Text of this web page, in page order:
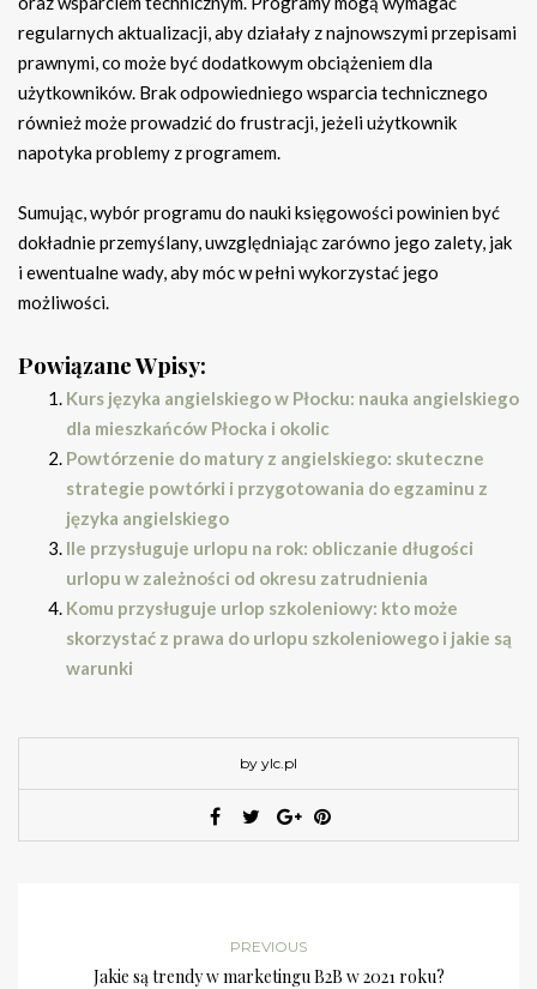
regularnych aktualizacji, aby działały z najnowszymi przepisami
prawnymi, co może być dodatkowym obciążeniem dla
użytkowników. Brak odpowiedniego wsparcia technicznego
również może prowadzić do frustracji, jeżeli użytkownik
napotyka problemy z programem.
Sumując, wybór programu do nauki księgowości powinien być
dokładnie przemyślany, uwzględniając zarówno jego zalety, jak
i ewentualne wady, aby móc w pełni wykorzystać jego
możliwości.
Powiązane Wpisy:
Kurs języka angielskiego w Płocku: nauka angielskiego
dla mieszkańców Płocka i okolic
Powtórzenie do matury z angielskiego: skuteczne
strategie powtórki i przygotowania do egzaminu z
języka angielskiego
Ile przysługuje urlopu na rok: obliczanie długości
urlopu w zależności od okresu zatrudnienia
Komu przysługuje urlop szkoleniowy: kto może
skorzystać z prawa do urlopu szkoleniowego i jakie są
warunki
by ylc.pl
PREVIOUS
Jakie są trendy w marketingu B2B w 2021 roku?